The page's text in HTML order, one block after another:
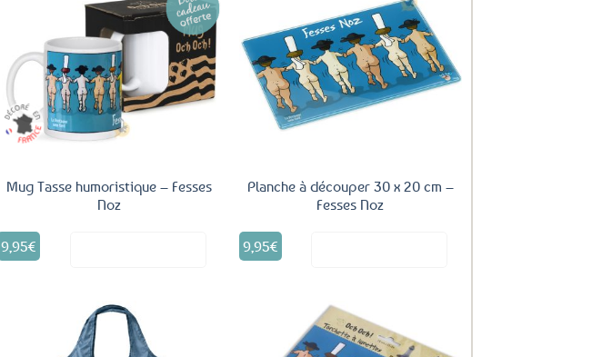
Ajouter
aux
favoris
Mug Tasse humoristique – Fesses
Noz
9,95€
Ajouter
aux
favoris
Planche à découper 30 x 20 cm –
Fesses Noz
9,95€